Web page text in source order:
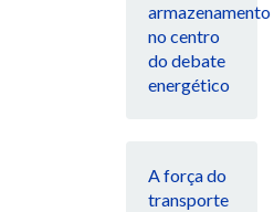
armazenamento
no centro
do debate
energético
A força do
transporte